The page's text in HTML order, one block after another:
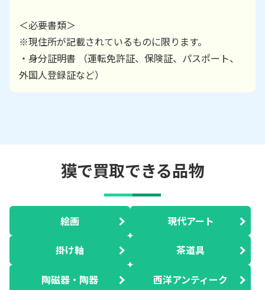
＜必要書類＞
※現住所が記載されているものに限ります。
・身分証明書 （運転免許証、保険証、パスポート、
外国人登録証など）
獏で買取できる品物
絵画 現代アート
掛け軸 茶道具
陶磁器・陶器 西洋アンティーク